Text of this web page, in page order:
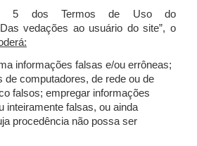
5 dos Termos de Uso do
vedações ao usuário do site”, o
informações falsas e/ou errôneas;
de computadores, de rede ou de
falsos; empregar informações
inteiramente falsas, ou ainda
procedência não possa ser